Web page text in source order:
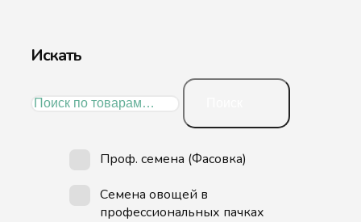
Искать
Проф. семена (Фасовка)
Семена овощей в
профессиональных пачках